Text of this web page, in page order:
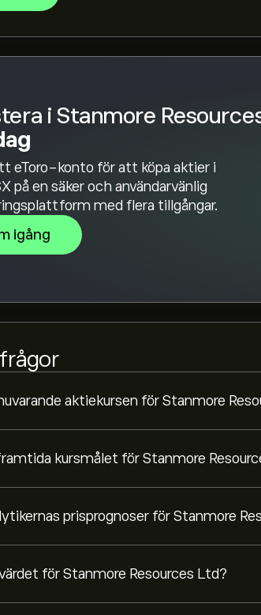
i Stanmore
eToro-konto för att köpa aktier i
på en säker och användarvänlig
med flera tillgångar.
igång
aktiekursen för Stanmore
kursmålet för Stanmore
prisprognoser för Stanmore
för Stanmore Resources Ltd?